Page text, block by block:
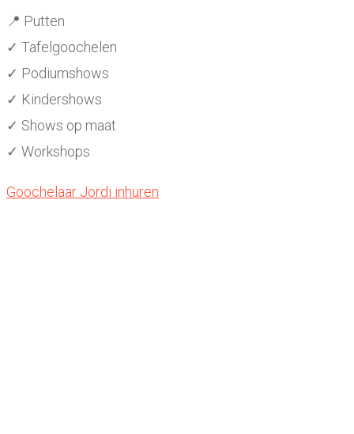
📍 Putten
✓ Tafelgoochelen
✓ Podiumshows
✓ Kindershows
✓ Shows op maat
✓ Workshops
Goochelaar Jordi inhuren